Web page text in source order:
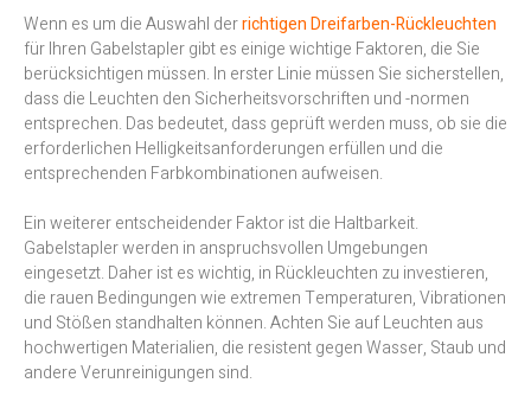
Wenn es um die Auswahl derrichtigen Dreifarben-Rückleuchten
für Ihren Gabelstapler gibt es einige wichtige Faktoren, die Sie
berücksichtigen müssen. In erster Linie müssen Sie sicherstellen,
dass die Leuchten den Sicherheitsvorschriften und -normen
entsprechen. Das bedeutet, dass geprüft werden muss, ob sie die
erforderlichen Helligkeitsanforderungen erfüllen und die
entsprechenden Farbkombinationen aufweisen.
Ein weiterer entscheidender Faktor ist die Haltbarkeit.
Gabelstapler werden in anspruchsvollen Umgebungen
eingesetzt. Daher ist es wichtig, in Rückleuchten zu investieren,
die rauen Bedingungen wie extremen Temperaturen, Vibrationen
und Stößen standhalten können. Achten Sie auf Leuchten aus
hochwertigen Materialien, die resistent gegen Wasser, Staub und
andere Verunreinigungen sind.